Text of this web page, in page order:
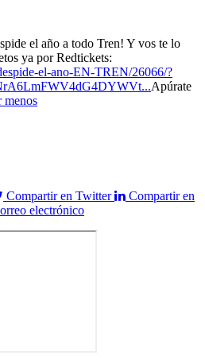
el año a todo Tren! Y vos te lo
ya por Redtickets:
el-ano-EN-TREN/26066/?
Apúrate
menos
Compartir en Twitter
Compartir en
electrónico